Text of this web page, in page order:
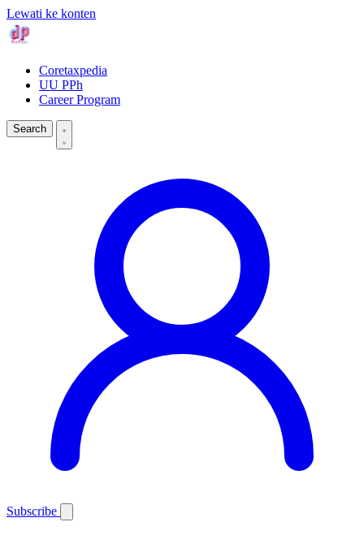
Lewati ke konten
Coretaxpedia
UU PPh
Career Program
Search
Subscribe